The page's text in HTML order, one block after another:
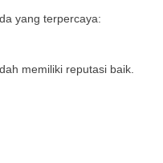
yang terpercaya:
memiliki reputasi baik.